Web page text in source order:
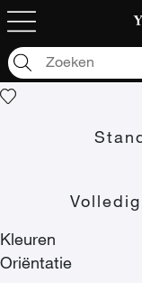
/
Kleuren
Oriëntatie